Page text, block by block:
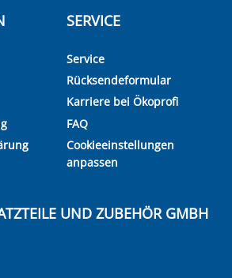
SERVICE
Service
Rücksendeformular
Karriere bei Ökoprofi
FAQ
Cookieeinstellungen
anpassen
UND ZUBEHÖR GMBH